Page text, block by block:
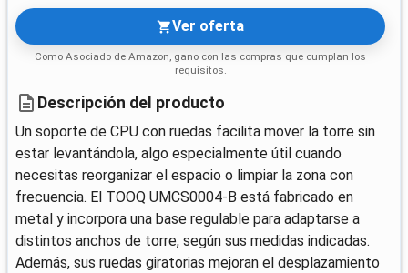
Ver oferta
Como Asociado de Amazon, gano con las compras que cumplan los
requisitos.
Descripción del producto
Un soporte de CPU con ruedas facilita mover la torre sin
estar levantándola, algo especialmente útil cuando
necesitas reorganizar el espacio o limpiar la zona con
frecuencia. El TOOQ UMCS0004-B está fabricado en
metal y incorpora una base regulable para adaptarse a
distintos anchos de torre, según sus medidas indicadas.
Además, sus ruedas giratorias mejoran el desplazamiento